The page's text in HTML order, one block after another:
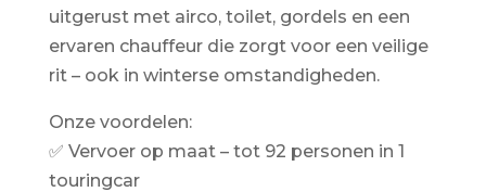
uitgerust met airco, toilet, gordels en een
ervaren chauffeur die zorgt voor een veilige
rit – ook in winterse omstandigheden.
Onze voordelen:
✅ Vervoer op maat – tot 92 personen in 1
touringcar